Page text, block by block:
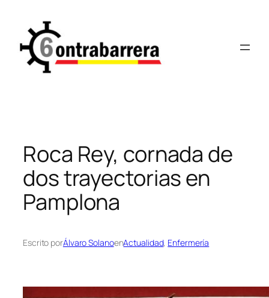
contenido
Roca Rey, cornada de
dos trayectorias en
Pamplona
Escrito porÁlvaro SolanoenActualidad, Enfermería